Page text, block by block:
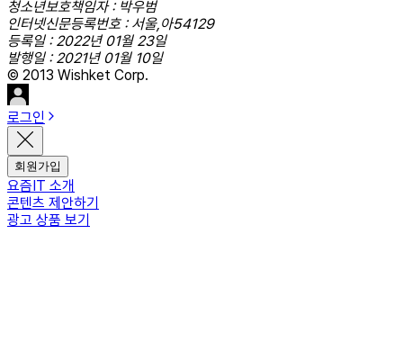
청소년보호책임자 : 박우범
인터넷신문등록번호 : 서울,아54129
등록일 : 2022년 01월 23일
발행일 : 2021년 01월 10일
© 2013 Wishket Corp.
로그인
회원가입
요즘IT 소개
콘텐츠 제안하기
광고 상품 보기